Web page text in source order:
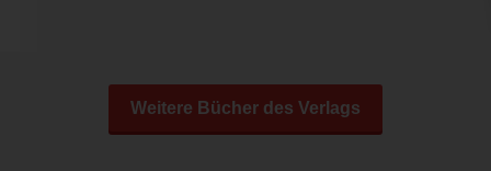
Weitere Bücher des Verlags